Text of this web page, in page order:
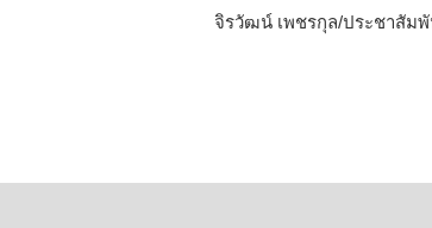
จิรวัฒน์ เพชรกุล/ประชาสัม